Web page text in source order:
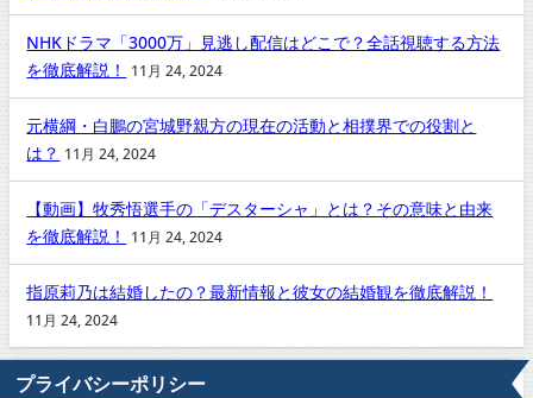
NHKドラマ「3000万」見逃し配信はどこで？全話視聴する方法
を徹底解説！
11月 24, 2024
元横綱・白鵬の宮城野親方の現在の活動と相撲界での役割と
は？ 11月 24, 2024
【動画】牧秀悟選手の「デスターシャ」とは？その意味と由来
を徹底解説！
11月 24, 2024
指原莉乃は結婚したの？最新情報と彼女の結婚観を徹底解説！
11月 24, 2024
プライバシーポリシー